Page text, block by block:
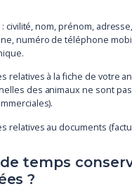
civilité, nom, prénom,
numéro de téléphone
relatives à la fiche de votre
des animaux ne sont
relatives au documents
temps
?